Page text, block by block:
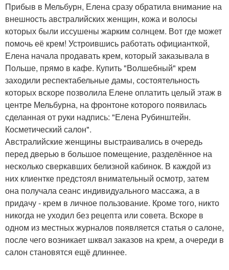
Прибыв в Мельбурн, Елена сразу обратила внимание на
внешность австралийских женщин, кожа и волосы
которых были иссушены жарким солнцем. Вот где может
помочь её крем! Устроившись работать официанткой,
Елена начала продавать крем, который заказывала в
Польше, прямо в кафе. Купить "Волшебный" крем
заходили респектабельные дамы, состоятельность
которых вскоре позволила Елене оплатить целый этаж в
центре Мельбурна, на фронтоне которого появилась
сделанная от руки надпись: "Елена Рубинштейн.
Косметический салон".
Австралийские женщины выстраивались в очередь
перед дверью в большое помещение, разделённое на
несколько сверкавших белизной кабинок. В каждой из
них клиентке предстоял внимательный осмотр, затем
она получала сеанс индивидуального массажа, а в
придачу - крем в личное пользование. Кроме того, никто
никогда не уходил без рецепта или совета. Вскоре в
одном из местных журналов появляется статья о салоне,
после чего возникает шквал заказов на крем, а очереди в
салон становятся ещё длиннее.